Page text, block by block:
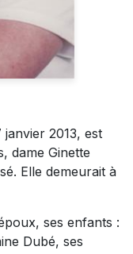
2013, est
dame Ginette
Elle demeurait à
ses enfants :
Dubé, ses